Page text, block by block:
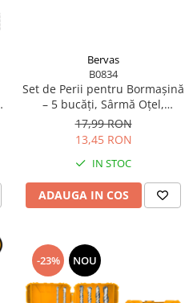
Bervas
B0834
Set de Perii pentru Bormașină
– 5 bucăți, Sârmă Oțel,
Curățare Metal
17,99 RON
13,45 RON
IN STOC
ADAUGA IN COS
-23% NOU